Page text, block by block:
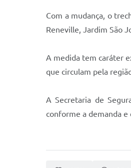
Com a mudança, o
Reneville, Jardim São
A medida tem caráter
que circulam pela
A Secretaria de
conforme a demanda